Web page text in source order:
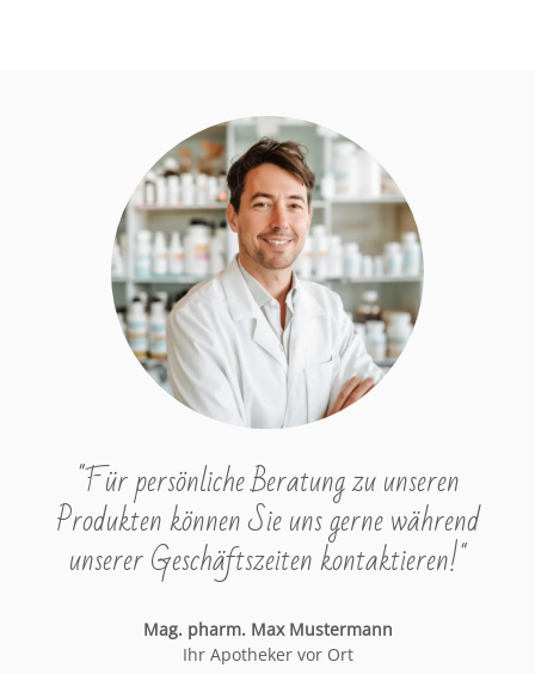
"Für persönliche Beratung zu unseren
Produkten können Sie uns gerne während
unserer Geschäftszeiten kontaktieren!"
Mag. pharm. Max Mustermann
Ihr Apotheker vor Ort